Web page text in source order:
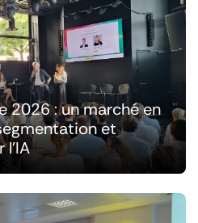
2026 : un marché en
et
l'IA